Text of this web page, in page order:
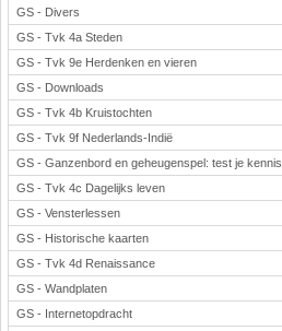
GS - Divers
GS - Tvk 4a Steden
GS - Tvk 9e Herdenken en vieren
GS - Downloads
GS - Tvk 4b Kruistochten
GS - Tvk 9f Nederlands-Indië
GS - Ganzenbord en geheugenspel: test je kennis
GS - Tvk 4c Dagelijks leven
GS - Vensterlessen
GS - Historische kaarten
GS - Tvk 4d Renaissance
GS - Wandplaten
GS - Internetopdracht